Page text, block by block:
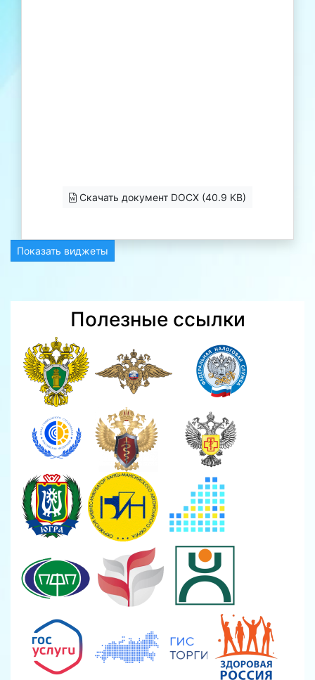
Скачать документ DOCX (40.9 KB)
Показать виджеты
Полезные ссылки